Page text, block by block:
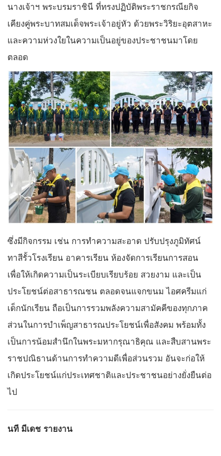
นางเจ้าฯ พระบรมราชินี ที่ทรงปฏิบัติพระราชกรณียกิจ
เคียงคู่พระบาทสมเด็จพระเจ้าอยู่หัว ด้วยพระวิริยะอุตสาหะ
และความห่วงใยในความเป็นอยู่ของประชาชนมาโดย
ตลอด
ซึ่งมีกิจกรรม เช่น การทำความสะอาด ปรับปรุงภูมิทัศน์
ทาสีรั้วโรงเรียน อาคารเรียน ห้องจัดการเรียนการสอน
เพื่อให้เกิดความเป็นระเบียบเรียบร้อย สวยงาม และเป็น
ประโยชน์ต่อสาธารณชน ตลอดจนแจกขนม ไอศครีมแก่
เด็กนักเรียน ถือเป็นการรวมพลังความสามัคคีของทุกภาค
ส่วนในการบำเพ็ญสาธารณประโยชน์เพื่อสังคม พร้อมทั้ง
เป็นการน้อมสำนึกในพระมหากรุณาธิคุณ และสืบสานพระ
ราชปณิธานด้านการทำความดีเพื่อส่วนรวม อันจะก่อให้
เกิดประโยชน์แก่ประเทศชาติและประชาชนอย่างยั่งยืนต่อ
ไป
นที มีเดช รายงาน